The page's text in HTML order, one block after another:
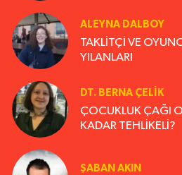
ALEYNA DALBOY
TAKLİTÇİ VE
YILANLARI
DT. BERNA ÇELIK
ÇOCUKLUK ÇAĞI
KADAR TEHLİKELİ?
ŞABAN AKIN